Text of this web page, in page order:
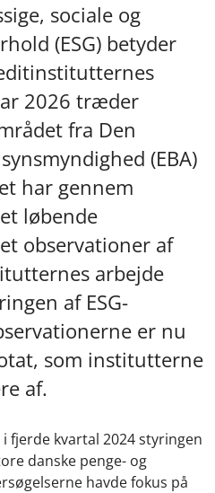
sociale og
(ESG) betyder
2026 træder
fra Den
(EBA)
har gennem
løbende
observationer af
arbejde
af ESG-
er nu
som institutterne
af.
fjerde kvartal 2024 styringen
danske penge- og
havde fokus på